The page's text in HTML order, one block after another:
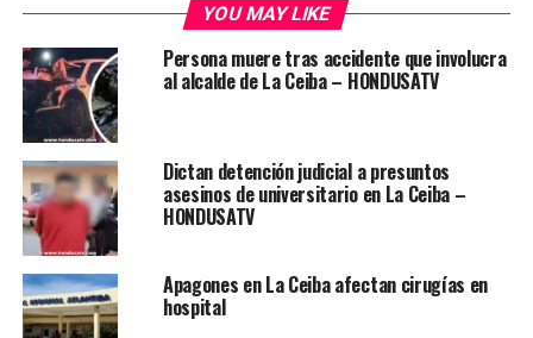
YOU MAY LIKE
Persona muere tras accidente que involucra
al alcalde de La Ceiba – HONDUSATV
Dictan detención judicial a presuntos
asesinos de universitario en La Ceiba –
HONDUSATV
Apagones en La Ceiba afectan cirugías en
hospital